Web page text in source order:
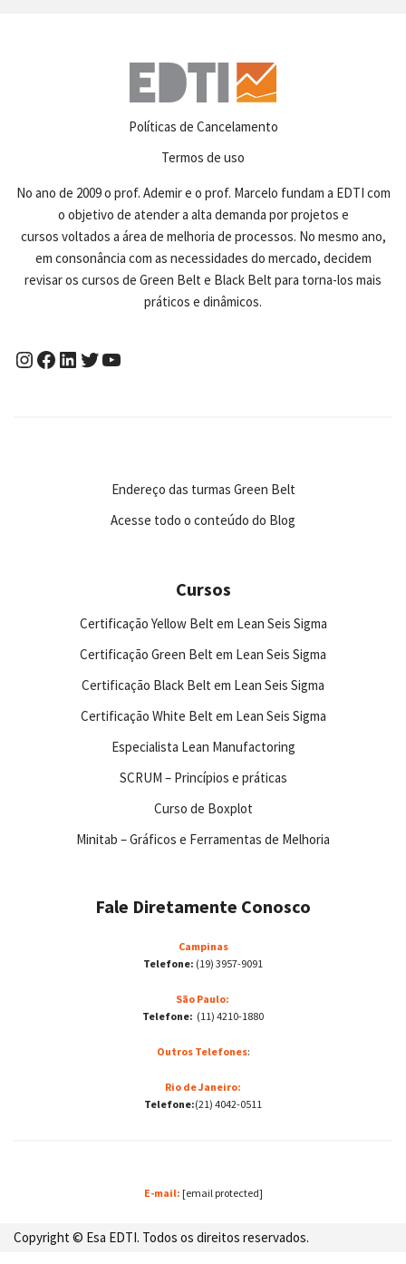
Políticas de Cancelamento
Termos de uso
No ano de 2009 o prof. Ademir e o prof. Marcelo fundam a EDTI com
o objetivo de atender a alta demanda por projetos e
cursos voltados a área de melhoria de processos. No mesmo ano,
em consonância com as necessidades do mercado, decidem
revisar os cursos de Green Belt e Black Belt para torna-los mais
práticos e dinâmicos.
Endereço das turmas Green Belt
Acesse todo o conteúdo do Blog
Cursos
Certificação Yellow Belt em Lean Seis Sigma
Certificação Green Belt em Lean Seis Sigma
Certificação Black Belt em Lean Seis Sigma
Certificação White Belt em Lean Seis Sigma
Especialista Lean Manufactoring
SCRUM – Princípios e práticas
Curso de Boxplot
Minitab – Gráficos e Ferramentas de Melhoria
Fale Diretamente Conosco
Campinas
Telefone: (19) 3957-9091
São Paulo:
Telefone: (11) 4210-1880
Outros Telefones:
Rio de Janeiro:
Telefone:(21) 4042-0511
E-mail: [email protected]
Copyright © Esa EDTI. Todos os direitos reservados.